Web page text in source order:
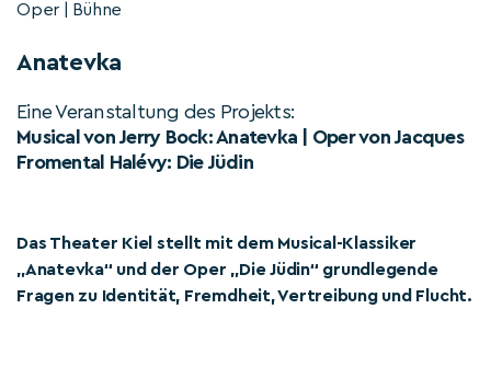
Oper | Bühne
Anatevka
Eine Veranstaltung des Projekts:
Musical von Jerry Bock: Anatevka | Oper von Jacques
Fromental Halévy: Die Jüdin
Das Theater Kiel stellt mit dem Musical-Klassiker
„Anatevka“ und der Oper „Die Jüdin“ grundlegende
Fragen zu Identität, Fremdheit, Vertreibung und Flucht.